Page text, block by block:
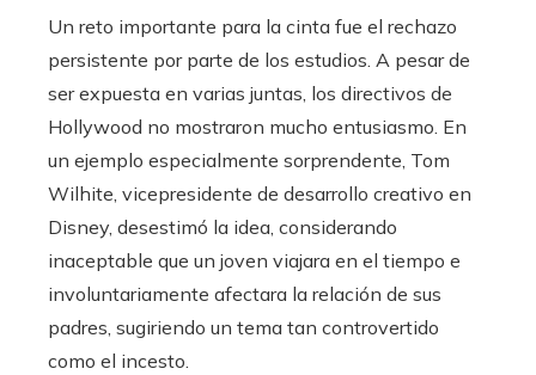
Un reto importante para la cinta fue el rechazo
persistente por parte de los estudios. A pesar de
ser expuesta en varias juntas, los directivos de
Hollywood no mostraron mucho entusiasmo. En
un ejemplo especialmente sorprendente, Tom
Wilhite, vicepresidente de desarrollo creativo en
Disney, desestimó la idea, considerando
inaceptable que un joven viajara en el tiempo e
involuntariamente afectara la relación de sus
padres, sugiriendo un tema tan controvertido
como el incesto.